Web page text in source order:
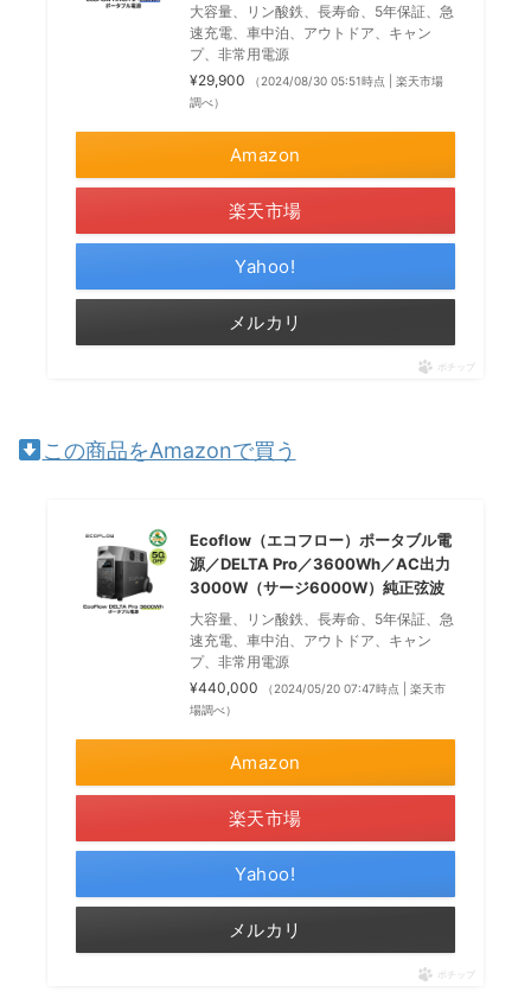
大容量、リン酸鉄、長寿命、5年保証、急
速充電、車中泊、アウトドア、キャン
プ、非常用電源
¥29,900
（2024/08/30 05:51時点 | 楽天市場
調べ）
Amazon
楽天市場
Yahoo!
メルカリ
ポチップ
この商品をAmazonで買う
Ecoflow（エコフロー）ポータブル電
源／DELTA Pro／3600Wh／AC出力
3000W（サージ6000W）純正弦波
大容量、リン酸鉄、長寿命、5年保証、急
速充電、車中泊、アウトドア、キャン
プ、非常用電源
¥440,000
（2024/05/20 07:47時点 | 楽天市
場調べ）
Amazon
楽天市場
Yahoo!
メルカリ
ポチップ